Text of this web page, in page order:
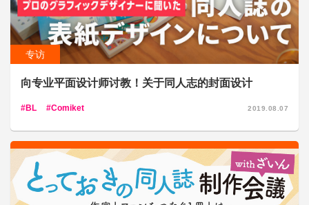
专访
向专业平面设计师讨教！关于同人志的封面设计
BL Comiket 2019.08.07